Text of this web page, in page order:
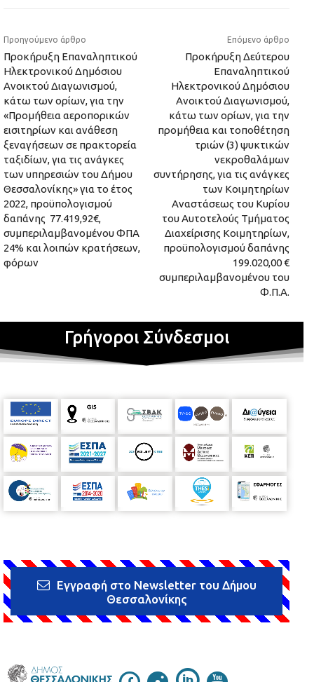
Προηγούμενο άρθρο
Προκήρυξη Επαναληπτικού
Ηλεκτρονικού Δημόσιου
Ανοικτού Διαγωνισμού,
κάτω των ορίων, για την
«Προμήθεια αεροπορικών
εισιτηρίων και ανάθεση
ξεναγήσεων σε πρακτορεία
ταξιδίων, για τις ανάγκες
των υπηρεσιών του Δήμου
Θεσσαλονίκης» για το έτος
2022, προϋπολογισμού
δαπάνης 77.419,92€,
συμπεριλαμβανομένου ΦΠΑ
24% και λοιπών κρατήσεων,
φόρων
Επόμενο άρθρο
Προκήρυξη Δεύτερου
Επαναληπτικού
Ηλεκτρονικού Δημόσιου
Ανοικτού Διαγωνισμού,
κάτω των ορίων, για την
προμήθεια και τοποθέτηση
τριών (3) ψυκτικών
νεκροθαλάμων
συντήρησης, για τις ανάγκες
των Κοιμητηρίων
Αναστάσεως του Κυρίου
του Αυτοτελούς Τμήματος
Διαχείρισης Κοιμητηρίων,
προϋπολογισμού δαπάνης
199.020,00 €
συμπεριλαμβανομένου του
Φ.Π.Α.
Γρήγοροι Σύνδεσμοι
Εγγραφή στο Newsletter του Δήμου
Θεσσαλονίκης